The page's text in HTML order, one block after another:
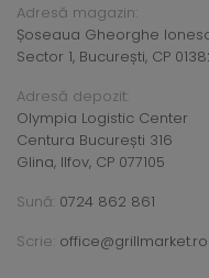
Adresă magazin:
Șoseaua Gheorghe
Sector 1, București, CP
Adresă depozit:
Olympia Logistic Center
Centura București 316
Glina, Ilfov, CP 077105
Sună: 0724 862 861
Scrie: office@grillmarket.ro